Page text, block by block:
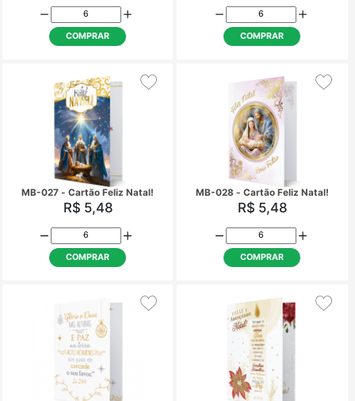
MB-011 - Cartão Boas Festas
R$ 5,48
COMPRAR
MB-012 - Cartão
MB-019 - Cartão Feliz Natal!
R$ 5,48
MB-022 - Cartão
R$ 5,48